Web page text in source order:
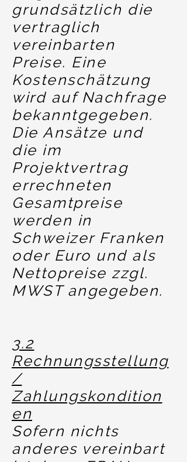
grundsätzlich die
vertraglich
vereinbarten
Preise. Eine
Kostenschätzung
wird auf Nachfrage
bekanntgegeben.
Die Ansätze und
die im
Projektvertrag
errechneten
Gesamtpreise
werden in
Schweizer Franken
oder Euro und als
Nettopreise zzgl.
MWST angegeben.
3.2
Rechnungsstellung
/
Zahlungskondition
en
Sofern nichts
anderes vereinbart